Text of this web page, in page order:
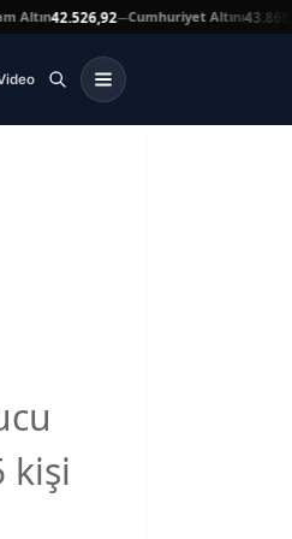
42.526,92—Cumhuriyet Altını43.869,00▲
kişi